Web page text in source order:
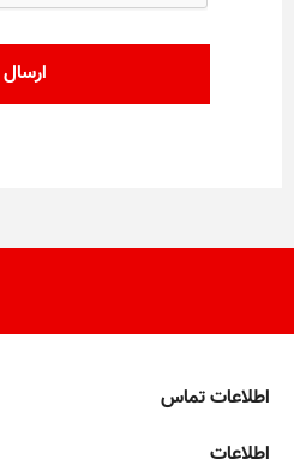
اطلاعات تماس